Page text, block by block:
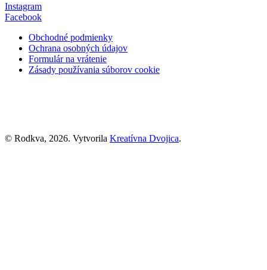
Instagram
Facebook
Obchodné podmienky
Ochrana osobných údajov
Formulár na vrátenie
Zásady používania súborov cookie
© Rodkva, 2026. Vytvorila Kreatívna Dvojica.